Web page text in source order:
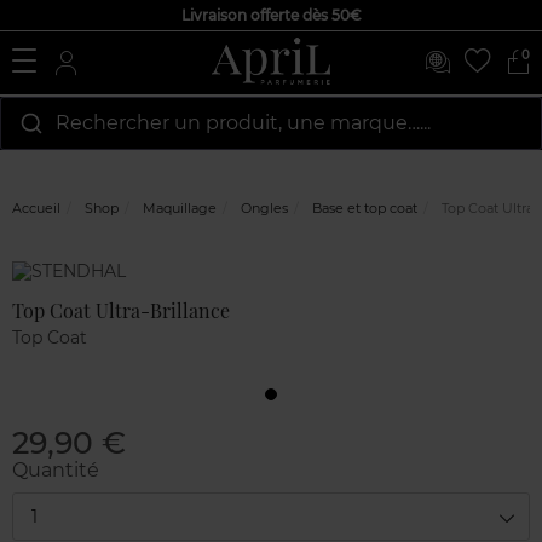
Livraison offerte dès 50€
0
Rechercher un produit, une marque…...
Accueil Shop Maquillage Ongles Base et top coat Top Coat
Marque
Top Coat Ultra-Brillance
Top Coat
29,90 €
Quantité
1